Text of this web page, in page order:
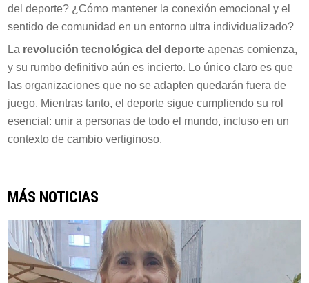
del deporte? ¿Cómo mantener la conexión emocional y el
sentido de comunidad en un entorno ultra individualizado?
La revolución tecnológica del deporteapenas comienza,
y su rumbo definitivo aún es incierto. Lo único claro es que
las organizaciones que no se adapten quedarán fuera de
juego. Mientras tanto, el deporte sigue cumpliendo su rol
esencial: unir a personas de todo el mundo, incluso en un
contexto de cambio vertiginoso.
MÁS NOTICIAS